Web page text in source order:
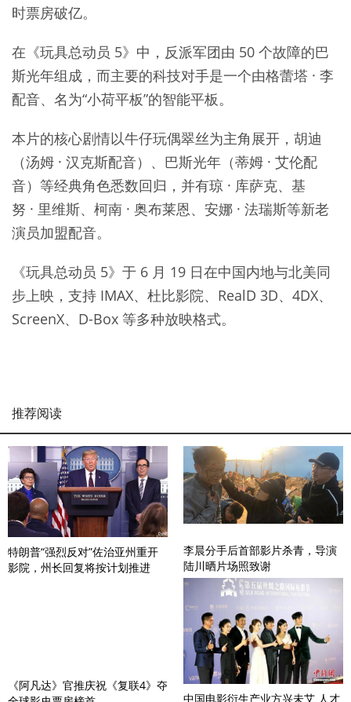
时票房破亿。
在《玩具总动员 5》中，反派军团由 50 个故障的巴
斯光年组成，而主要的科技对手是一个由格蕾塔 · 李
配音、名为“小荷平板”的智能平板。
本片的核心剧情以牛仔玩偶翠丝为主角展开，胡迪
（汤姆 · 汉克斯配音）、巴斯光年（蒂姆 · 艾伦配
音）等经典角色悉数回归，并有琼 · 库萨克、基
努 · 里维斯、柯南 · 奥布莱恩、安娜 · 法瑞斯等新老
演员加盟配音。
《玩具总动员 5》于 6 月 19 日在中国内地与北美同
步上映，支持 IMAX、杜比影院、RealD 3D、4DX、
ScreenX、D-Box 等多种放映格式。
推荐阅读
特朗普“强烈反对”佐治亚州重开
影院，州长回复将按计划推进
《阿凡达》官推庆祝《复联4》夺
李晨分手后首部影片杀青，导演
陆川晒片场照致谢
中国电影衍生产业方兴未艾 人才